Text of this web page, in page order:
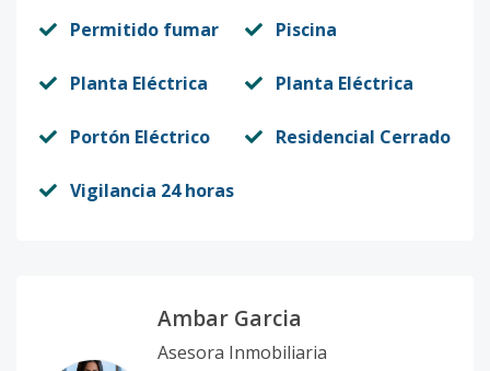
Permitido fumar Piscina
Planta Eléctrica Planta Eléctrica
Portón Eléctrico Residencial Cerrado
Vigilancia 24 horas
Ambar Garcia
Asesora Inmobiliaria